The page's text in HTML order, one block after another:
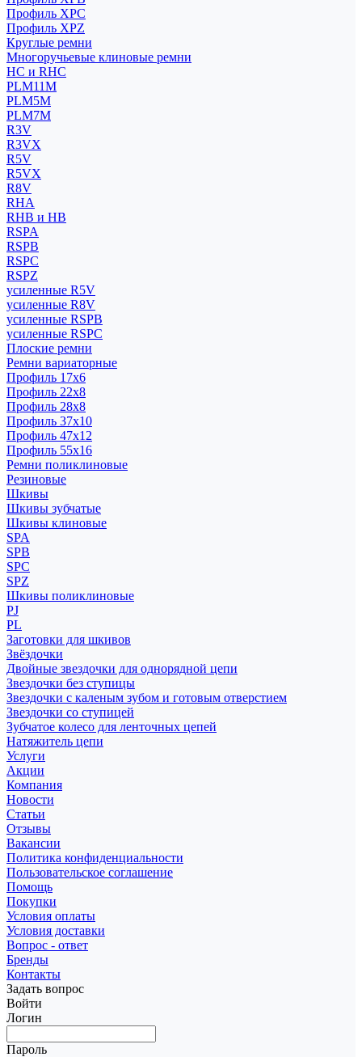
Профиль XPC
Профиль XPZ
Круглые ремни
Многоручьевые клиновые ремни
HC и RHC
PLM11M
PLM5M
PLM7M
R3V
R3VX
R5V
R5VX
R8V
RHA
RHB и HB
RSPA
RSPB
RSPC
RSPZ
усиленные R5V
усиленные R8V
усиленные RSPB
усиленные RSPC
Плоские ремни
Ремни вариаторные
Профиль 17x6
Профиль 22x8
Профиль 28x8
Профиль 37x10
Профиль 47x12
Профиль 55x16
Ремни поликлиновые
Резиновые
Шкивы
Шкивы зубчатые
Шкивы клиновые
SPA
SPB
SPC
SPZ
Шкивы поликлиновые
PJ
PL
Заготовки для шкивов
Звёздочки
Двойные звездочки для однорядной цепи
Звездочки без ступицы
Звездочки с каленым зубом и готовым отверстием
Звездочки со ступицей
Зубчатое колесо для ленточных цепей
Натяжитель цепи
Услуги
Акции
Компания
Новости
Статьи
Отзывы
Вакансии
Политика конфиденциальности
Пользовательское соглашение
Помощь
Покупки
Условия оплаты
Условия доставки
Вопрос - ответ
Бренды
Контакты
Задать вопрос
Войти
Логин
Пароль